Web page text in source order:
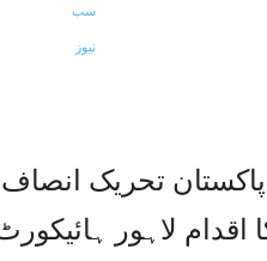
تحریک
اقدام لاہور